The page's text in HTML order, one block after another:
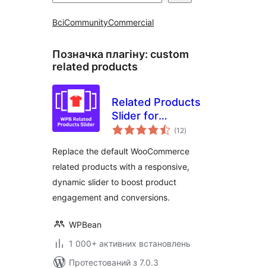
ВсіCommunityCommercial
Позначка плагіну: custom
related products
Related Products
Slider for
WooCommerce –
Smart Product
Recommendations
(12загальний
рейтинг
)
Replace the default WooCommerce
related products with a responsive,
dynamic slider to boost product
engagement and conversions.
WPBean
1 000+ активних встановлень
Протестований з 7.0.3